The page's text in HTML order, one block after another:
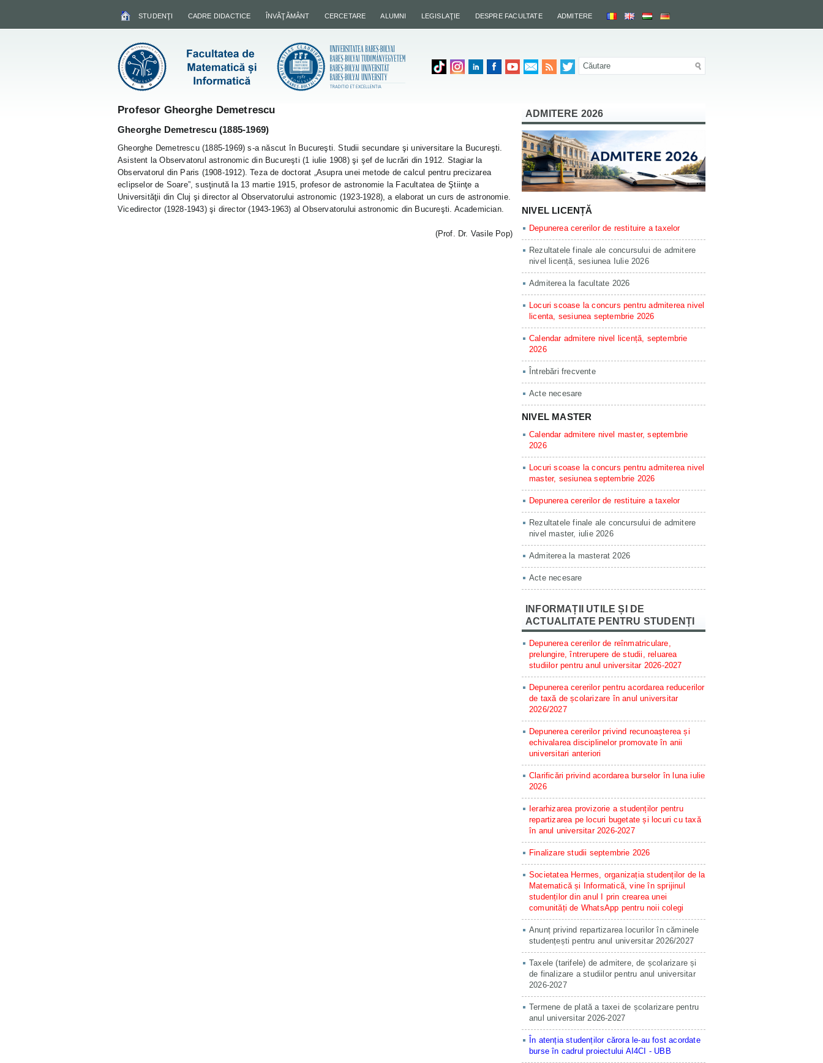
STUDENŢI CADRE DIDACTICE ÎNVĂŢĂMÂNT CERCETARE ALUMNI LEGISLAŢIE DESPRE FACULTATE ADMITERE
Profesor Gheorghe Demetrescu
Gheorghe Demetrescu (1885-1969)
Gheorghe Demetrescu (1885-1969) s-a născut în Bucureşti. Studii secundare şi universitare la Bucureşti.
Asistent la Observatorul astronomic din Bucureşti (1 iulie 1908) şi şef de lucrări din 1912. Stagiar la
Observatorul din Paris (1908-1912). Teza de doctorat „Asupra unei metode de calcul pentru precizarea
eclipselor de Soare”, susţinută la 13 martie 1915, profesor de astronomie la Facultatea de Ştiinţe a
Universităţii din Cluj şi director al Observatorului astronomic (1923-1928), a elaborat un curs de astronomie.
Vicedirector (1928-1943) şi director (1943-1963) al Observatorului astronomic din Bucureşti. Academician.
(Prof. Dr. Vasile Pop)
ADMITERE 2026
NIVEL LICENȚĂ
Depunerea cererilor de restituire a taxelor
Rezultatele finale ale concursului de admitere
nivel licență, sesiunea Iulie 2026
Admiterea la facultate 2026
Locuri scoase la concurs pentru admiterea nivel
licenta, sesiunea septembrie 2026
Calendar admitere nivel licență, septembrie
2026
Întrebări frecvente
Acte necesare
NIVEL MASTER
Calendar admitere nivel master, septembrie
2026
Locuri scoase la concurs pentru admiterea nivel
master, sesiunea septembrie 2026
Depunerea cererilor de restituire a taxelor
Rezultatele finale ale concursului de admitere
nivel master, iulie 2026
Admiterea la masterat 2026
Acte necesare
INFORMAȚII UTILE ȘI DE
ACTUALITATE PENTRU STUDENȚI
Depunerea cererilor de reînmatriculare,
prelungire, întrerupere de studii, reluarea
studiilor pentru anul universitar 2026-2027
Depunerea cererilor pentru acordarea reducerilor
de taxă de școlarizare în anul universitar
2026/2027
Depunerea cererilor privind recunoașterea și
echivalarea disciplinelor promovate în anii
universitari anteriori
Clarificări privind acordarea burselor în luna iulie
2026
Ierarhizarea provizorie a studenților pentru
repartizarea pe locuri bugetate și locuri cu taxă
în anul universitar 2026-2027
Finalizare studii septembrie 2026
Societatea Hermes, organizația studenților de la
Matematică și Informatică, vine în sprijinul
studenților din anul I prin crearea unei
comunități de WhatsApp pentru noii colegi
Anunț privind repartizarea locurilor în căminele
studențești pentru anul universitar 2026/2027
Taxele (tarifele) de admitere, de școlarizare și
de finalizare a studiilor pentru anul universitar
2026-2027
Termene de plată a taxei de școlarizare pentru
anul universitar 2026-2027
În atenția studenților cărora le-au fost acordate
burse în cadrul proiectului AI4CI - UBB